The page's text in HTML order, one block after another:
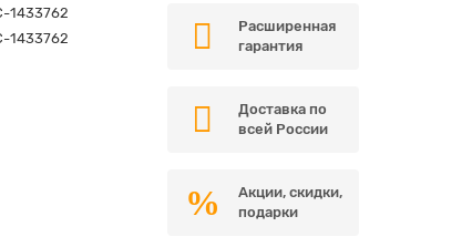
1433762
1433762
Расширенная
гарантия
Доставка по
всей России
Акции, скидки,
подарки